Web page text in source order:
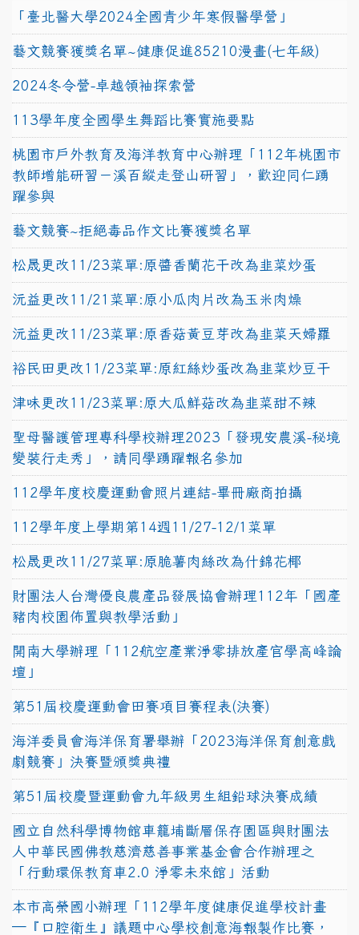
「臺北醫大學2024全國青少年寒假醫學營」
藝文競賽獲獎名單~健康促進85210漫畫(七年級)
2024冬令營-卓越領袖探索營
113學年度全國學生舞蹈比賽實施要點
桃園市戶外教育及海洋教育中心辦理「112年桃園市
教師增能研習－溪百縱走登山研習」，歡迎同仁踴
躍參與
藝文競賽~拒絕毒品作文比賽獲獎名單
松晟更改11/23菜單:原醬香蘭花干改為韭菜炒蛋
沅益更改11/21菜單:原小瓜肉片改為玉米肉燥
沅益更改11/23菜單:原香菇黃豆芽改為韭菜天婦羅
裕民田更改11/23菜單:原紅絲炒蛋改為韭菜炒豆干
津味更改11/23菜單:原大瓜鮮菇改為韭菜甜不辣
聖母醫護管理專科學校辦理2023「發現安農溪-秘境
變裝行走秀」，請同學踴躍報名參加
112學年度校慶運動會照片連結-畢冊廠商拍攝
112學年度上學期第14週11/27-12/1菜單
松晟更改11/27菜單:原脆薯肉絲改為什錦花椰
財團法人台灣優良農產品發展協會辦理112年「國產
豬肉校園佈置與教學活動」
開南大學辦理「112航空產業淨零排放產官學高峰論
壇」
第51屆校慶運動會田賽項目賽程表(決賽)
海洋委員會海洋保育署舉辦「2023海洋保育創意戲
劇競賽」決賽暨頒獎典禮
第51屆校慶暨運動會九年級男生組鉛球決賽成績
國立自然科學博物館車籠埔斷層保存園區與財團法
人中華民國佛教慈濟慈善事業基金會合作辦理之
「行動環保教育車2.0 淨零未來館」活動
本市高榮國小辦理「112學年度健康促進學校計畫
─『口腔衛生』議題中心學校創意海報製作比賽，